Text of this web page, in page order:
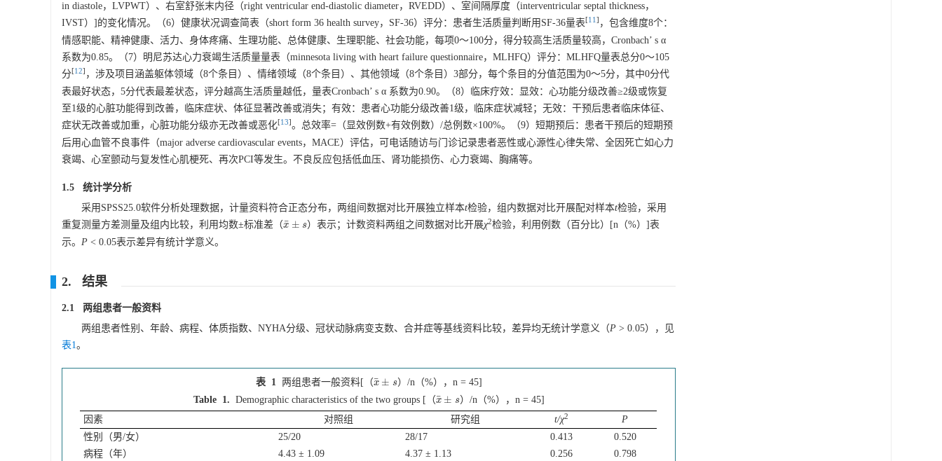
in diastole，LVPWT）、右室舒张末内径（right ventricular end-diastolic diameter，RVEDD）、室间隔厚度（interventricular septal thickness，
IVST）]的变化情况。（6）健康状况调查简表（short form 36 health survey，SF-36）评分：患者生活质量判断用SF-36量表[11 ] ，包含维度8个：
情感职能、精神健康、活力、身体疼痛、生理功能、总体健康、生理职能、社会功能，每项0～100分，得分较高生活质量较高，Cronbach’ s α
系数为0.85。（7）明尼苏达心力衰竭生活质量量表（minnesota living with heart failure questionnaire，MLHFQ）评分：MLHFQ量表总分0～105
分[12] ，涉及项目涵盖躯体领域（8个条目）、情绪领域（8个条目）、其他领域（8个条目）3部分，每个条目的分值范围为0～5分，其中0分代
表最好状态，5分代表最差状态，评分越高生活质量越低，量表Cronbach’ s α 系数为0.90。（8）临床疗效：显效：心功能分级改善≥2级或恢复
至1级的心脏功能得到改善，临床症状、体征显著改善或消失；有效：患者心功能分级改善1级，临床症状减轻；无效：干预后患者临床体征、
症状无改善或加重，心脏功能分级亦无改善或恶化[13]。总效率=（显效例数+有效例数）/总例数×100%。（9）短期预后：患者干预后的短期预
后用心血管不良事件（major adverse cardiovascular events，MACE）评估，可电话随访与门诊记录患者恶性或心源性心律失常、全因死亡如心力
衰竭、心室颤动与复发性心肌梗死、再次PCI等发生。不良反应包括低血压、肾功能损伤、心力衰竭、胸痛等。
1.5 统计学分析
采用SPSS25.0软件分析处理数据，计量资料符合正态分布，两组间数据对比开展独立样本t检验，组内数据对比开展配对样本t检验，采用
重复测量方差测量及组内比较，利用均数±标准差（x
¯ ± s
x¯±s ）表示；计数资料两组之间数据对比开展χ2检验，利用例数（百分比）[n（%）]表
示。 P < 0.05表示差异有统计学意义。
2. 结果
2.1 两组患者一般资料
两组患者性别、年龄、病程、体质指数、NYHA分级、冠状动脉病变支数、合并症等基线资料比较，差异均无统计学意义（P > 0.05），见
表1。
表 1 两组患者一般资料[（x
¯ ± s
x¯±s
）/n（%），n = 45]
Table 1. Demographic characteristics of the two groups [（x
¯ ± s
x¯±s
）/n（%），n = 45]
因素
对照组 研究组 t/χ2
P
性别（男/女）
25/20 28/17 0.413
0.520
病程（年）
4.43 ± 1.09 4.37 ± 1.13 0.256 0.798